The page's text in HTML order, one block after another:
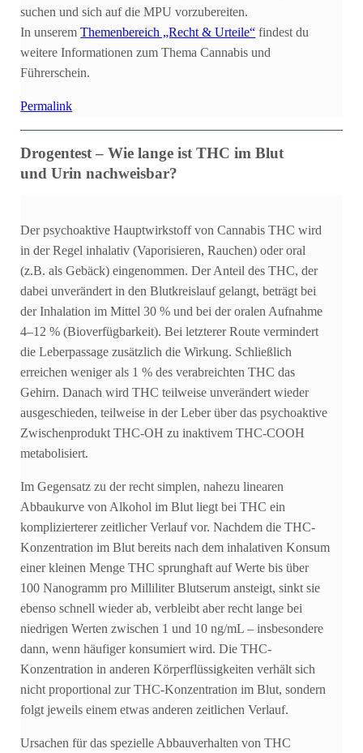
suchen und sich auf die MPU vorzubereiten.
In unseremThemenbereich „Recht & Urteile“ findest du
weitere Informationen zum Thema Cannabis und
Führerschein.
Permalink
Drogentest – Wie lange ist THC im Blut
und Urin nachweisbar?
Der psychoaktive Hauptwirkstoff von Cannabis THC wird
in der Regel inhalativ (Vaporisieren, Rauchen) oder oral
(z.B. als Gebäck) eingenommen. Der Anteil des THC, der
dabei unverändert in den Blutkreislauf gelangt, beträgt bei
der Inhalation im Mittel 30 % und bei der oralen Aufnahme
4–12 % (Bioverfügbarkeit). Bei letzterer Route vermindert
die Leberpassage zusätzlich die Wirkung. Schließlich
erreichen weniger als 1 % des verabreichten THC das
Gehirn. Danach wird THC teilweise unverändert wieder
ausgeschieden, teilweise in der Leber über das psychoaktive
Zwischenprodukt THC-OH zu inaktivem THC-COOH
metabolisiert.
Im Gegensatz zu der recht simplen, nahezu linearen
Abbaukurve von Alkohol im Blut liegt bei THC ein
komplizierterer zeitlicher Verlauf vor. Nachdem die THC-
Konzentration im Blut bereits nach dem inhalativen Konsum
einer kleinen Menge THC sprunghaft auf Werte bis über
100 Nanogramm pro Milliliter Blutserum ansteigt, sinkt sie
ebenso schnell wieder ab, verbleibt aber recht lange bei
niedrigen Werten zwischen 1 und 10 ng/mL – insbesondere
dann, wenn häufiger konsumiert wird. Die THC-
Konzentration in anderen Körperflüssigkeiten verhält sich
nicht proportional zur THC-Konzentration im Blut, sondern
folgt jeweils einem etwas anderen zeitlichen Verlauf.
Ursachen für das spezielle Abbauverhalten von THC